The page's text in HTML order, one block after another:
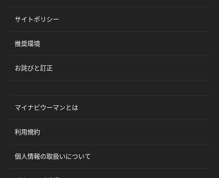
サイトポリシー
推奨環境
お詫びと訂正
マイナビウーマンとは
利用規約
個人情報の取扱いについて